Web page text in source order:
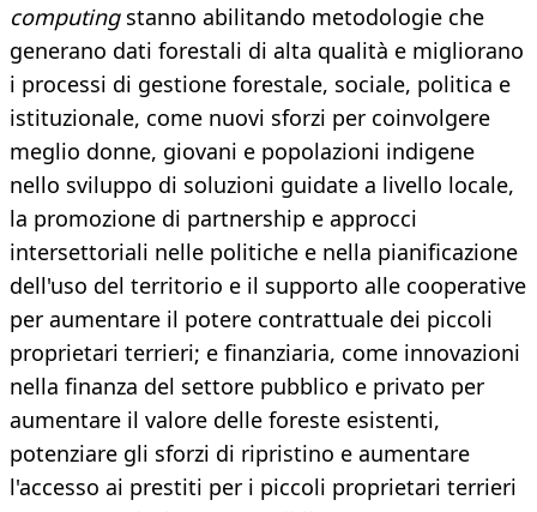
computingstanno abilitando metodologie che
generano dati forestali di alta qualità e migliorano
i processi di gestione forestale, sociale, politica e
istituzionale, come nuovi sforzi per coinvolgere
meglio donne, giovani e popolazioni indigene
nello sviluppo di soluzioni guidate a livello locale,
la promozione di partnership e approcci
intersettoriali nelle politiche e nella pianificazione
dell'uso del territorio e il supporto alle cooperative
per aumentare il potere contrattuale dei piccoli
proprietari terrieri; e finanziaria, come innovazioni
nella finanza del settore pubblico e privato per
aumentare il valore delle foreste esistenti,
potenziare gli sforzi di ripristino e aumentare
l'accesso ai prestiti per i piccoli proprietari terrieri